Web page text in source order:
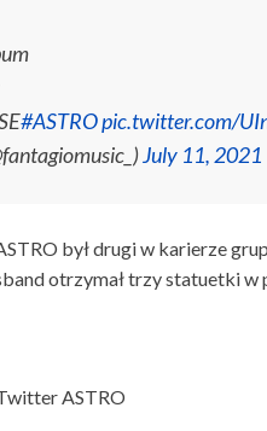
#ASTROpic.twitter.com/
July 11, 2021
był drugi w karierze
otrzymał trzy statuetki w
ASTRO